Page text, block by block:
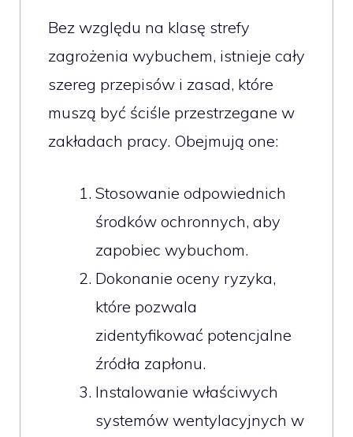
Bez względu na klasę strefy
zagrożenia wybuchem, istnieje cały
szereg przepisów i zasad, które
muszą być ściśle przestrzegane w
zakładach pracy. Obejmują one:
Stosowanie odpowiednich
środków ochronnych, aby
zapobiec wybuchom.
Dokonanie oceny ryzyka,
które pozwala
zidentyfikować potencjalne
źródła zapłonu.
Instalowanie właściwych
systemów wentylacyjnych w